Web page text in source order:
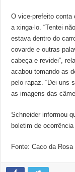
O vice-prefeito conta
a xinga-lo. “Tentei
estava dentro do
covarde e outras
cabeça e revidei”,
acabou tomando as
pelo rapaz. “Dei uns
as imagens das
Schneider informou
boletim de
Fonte: Caco da Rosa